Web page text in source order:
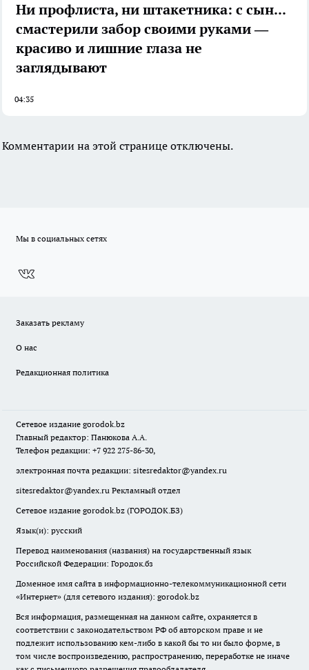
Ни профлиста, ни штакетника: с сыном
смастерили забор своими руками —
красиво и лишние глаза не
заглядывают
04:35
Комментарии на этой странице отключены.
Мы в социальных сетях
Заказать рекламу
О нас
Редакционная политика
Сетевое издание gorodok.bz
Главный редактор: Панюкова А.А.
Телефон редакции: +7 922 275-86-30,
электронная почта редакции: sitesredaktor@yandex.ru
sitesredaktor@yandex.ru Рекламный отдел
Сетевое издание gorodok.bz (ГОРОДОК.БЗ)
Язык(и): русский
Перевод наименования (названия) на государственный язык
Российской Федерации: Городок.бз
Доменное имя сайта в информационно-телекоммуникационной сети
«Интернет» (для сетевого издания): gorodok.bz
Вся информация, размещенная на данном сайте, охраняется в
соответствии с законодательством РФ об авторском праве и не
подлежит использованию кем-либо в какой бы то ни было форме, в
том числе воспроизведению, распространению, переработке не иначе